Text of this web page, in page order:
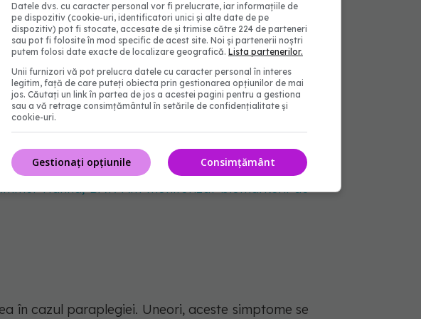
afectează mai ales mișcarea părții inferioare a
pot fi incapabile să își miște în mod voluntar
Unele persoane suferă de paraplegie
afectează doar un singur picior.
la fumat, în cazul celor care au trecut la
Hanna, BAT: Am monitorizat biomarkerii de
în cazul paraplegiei. Uneori, aceste simptome se
Datele dvs. cu caracter personal vor fi prelucrate, iar informațiile de
pe dispozitiv (cookie-uri, identificatori unici și alte date de pe
dispozitiv) pot fi stocate, accesate de și trimise către 224 de parteneri
sau pot fi folosite în mod specific de acest site. Noi și partenerii noștri
putem folosi date exacte de localizare geografică. Lista partenerilor.
Unii furnizori vă pot prelucra datele cu caracter personal în interes
legitim, față de care puteți obiecta prin gestionarea opțiunilor de mai
jos. Căutați un link în partea de jos a acestei pagini pentru a gestiona
sau a vă retrage consimțământul în setările de confidențialitate și
cookie-uri.
Consimțământ
Gestionați opțiunile